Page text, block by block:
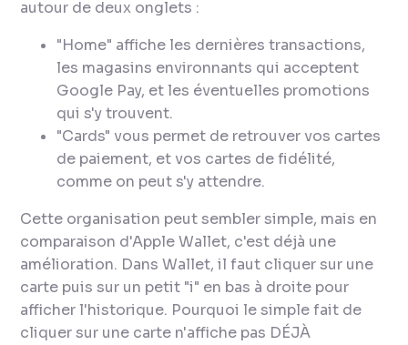
autour de deux onglets :
"Home" affiche les dernières transactions,
les magasins environnants qui acceptent
Google Pay, et les éventuelles promotions
qui s'y trouvent.
"Cards" vous permet de retrouver vos cartes
de paiement, et vos cartes de fidélité,
comme on peut s'y attendre.
Cette organisation peut sembler simple, mais en
comparaison d'Apple Wallet, c'est déjà une
amélioration. Dans Wallet, il faut cliquer sur une
carte puis sur un petit "i" en bas à droite pour
afficher l'historique. Pourquoi le simple fait de
cliquer sur une carte n'affiche pas DÉJÀ